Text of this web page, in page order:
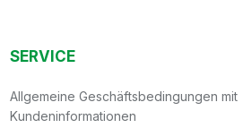
SERVICE
Allgemeine Geschäftsbedingungen mit
Kundeninformationen